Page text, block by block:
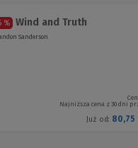
% Wind and Truth
Sanderson
Najniższa cena z 30 dni
Już od: 80,75